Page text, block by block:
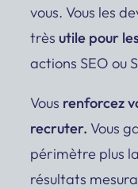
vous. Vous les
très utile pour
actions SEO ou
Vous renforcez
recruter. Vous
périmètre plus
résultats